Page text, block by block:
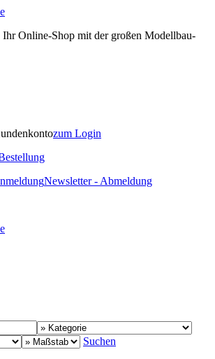
Ihr Online-Shop mit der großen Modellbau-
zum Login
Newsletter - Abmeldung
Suchen